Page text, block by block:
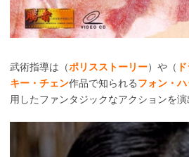
武術指導は（ポリスストーリー）や（
キー・チェン作品で知られるフォン・
用したファンタジックなアクションを演